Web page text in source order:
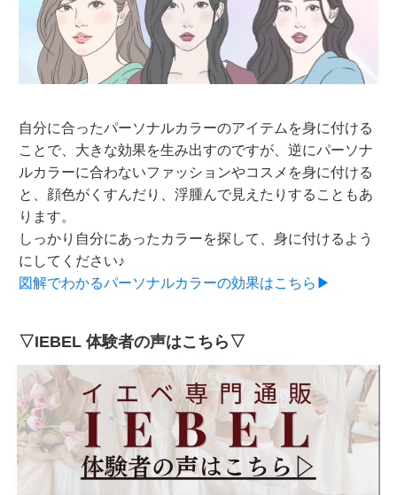
自分に合ったパーソナルカラーのアイテムを身に付ける
ことで、大きな効果を生み出すのですが、逆にパーソナ
ルカラーに合わないファッションやコスメを身に付ける
と、顔色がくすんだり、浮腫んで見えたりすることもあ
ります。
しっかり自分にあったカラーを探して、身に付けるよう
にしてください♪
図解でわかるパーソナルカラーの効果はこちら▶
▽IEBEL 体験者の声はこちら▽